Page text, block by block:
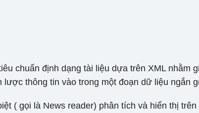
chuẩn định dạng tài liệu dựa trên XML
thông tin vào trong một đoạn dữ liệu ngắn
( gọi là News reader) phân tích và hiển thị